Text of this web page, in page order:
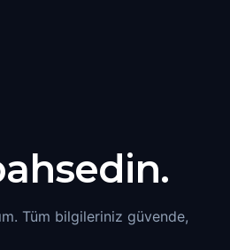
Tüm bilgileriniz güvende,